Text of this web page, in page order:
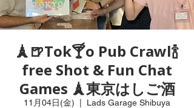
🗼🍺Tok🍸o Pub Crawl🍾
free Shot & Fun Chat
Games 🗼東京はしご酒
11月04日(金) Lads Garage Shibuya